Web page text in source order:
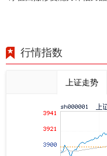
行情指数
上证走势